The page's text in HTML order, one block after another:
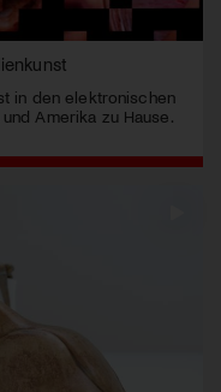
in den elektronischen
Amerika zu Hause.